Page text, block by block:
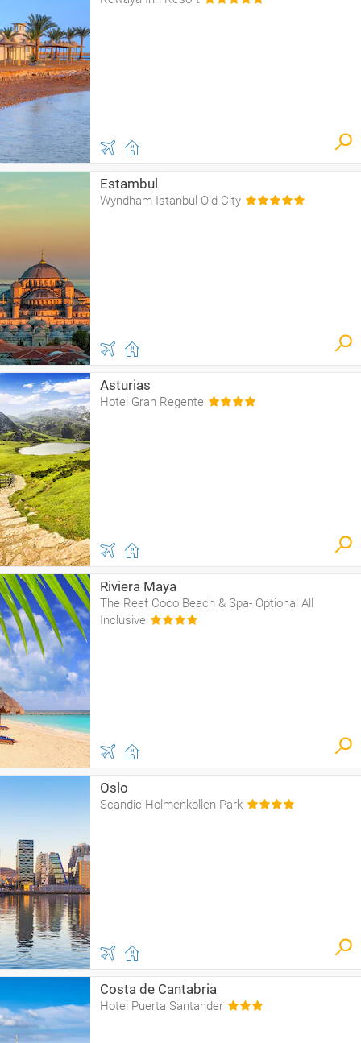
Estambul
Wyndham Istanbul Old City
Asturias
Hotel Gran Regente
Riviera Maya
The Reef Coco Beach & Spa- Optional All
Inclusive
Oslo
Scandic Holmenkollen Park
Costa de Cantabria
Hotel Puerta Santander